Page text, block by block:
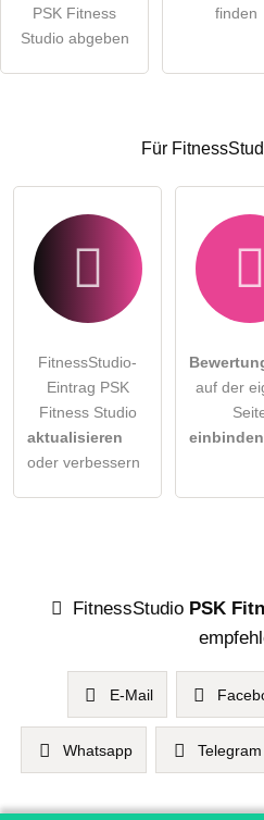
DieDatenschutzerklärung habe
öffentliche Frage stellen
Besucher sichtbar
PSK Fitness
Studio abgeben
finden
Für
FitnessStudio-
Eintrag PSK
Fitness Studio
aktualisieren
oder verbessern
auf der
einbinden
FitnessStudio PSK
E-Mail
Whatsapp Telegram